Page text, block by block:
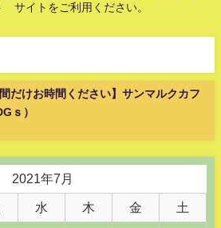
サイトをご利用ください。
間だけお時間ください】サンマルクカフ
ｓ）
2021年7月
水 木 金 土